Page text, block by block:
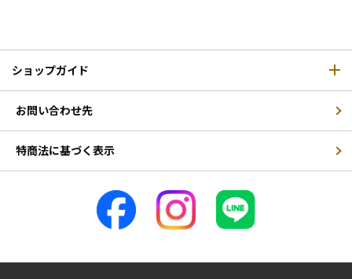
ショップガイド
お問い合わせ先
特商法に基づく表示